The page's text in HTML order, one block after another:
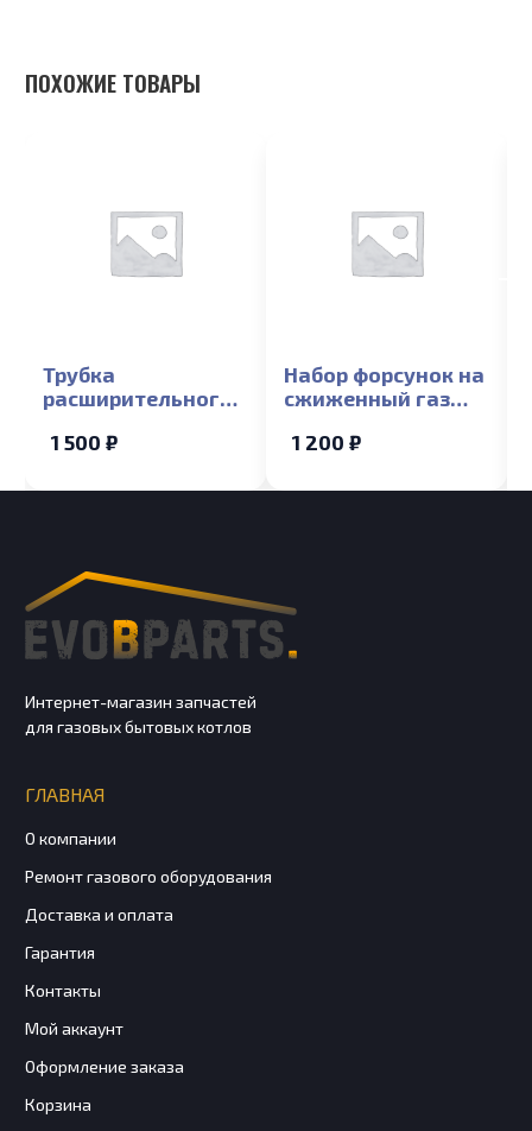
ПОХОЖИЕ ТОВАРЫ
Трубка
расширительного
(медная) Лемакс
1 500 ₽
Набор форсунок на
сжиженный газ
Классик 10 кВт
1 200 ₽
Интернет-магазин запчастей
для газовых бытовых котлов
ГЛАВНАЯ
О компании
Ремонт газового оборудования
Доставка и оплата
Гарантия
Контакты
Мой аккаунт
Оформление заказа
Корзина